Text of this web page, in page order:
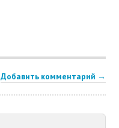
Добавить комментарий →